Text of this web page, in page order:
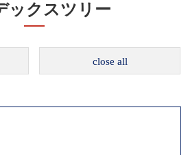
ックスツリー
close all